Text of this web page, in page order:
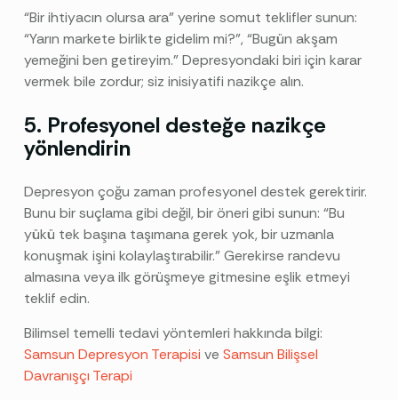
“Bir ihtiyacın olursa ara” yerine somut teklifler sunun:
“Yarın markete birlikte gidelim mi?”, “Bugün akşam
yemeğini ben getireyim.” Depresyondaki biri için karar
vermek bile zordur; siz inisiyatifi nazikçe alın.
5. Profesyonel desteğe nazikçe
yönlendirin
Depresyon çoğu zaman profesyonel destek gerektirir.
Bunu bir suçlama gibi değil, bir öneri gibi sunun: “Bu
yükü tek başına taşımana gerek yok, bir uzmanla
konuşmak işini kolaylaştırabilir.” Gerekirse randevu
almasına veya ilk görüşmeye gitmesine eşlik etmeyi
teklif edin.
Bilimsel temelli tedavi yöntemleri hakkında bilgi:
Samsun Depresyon Terapisi ve Samsun Bilişsel
Davranışçı Terapi